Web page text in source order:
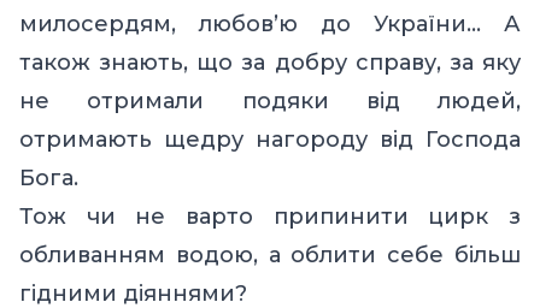
милосердям, любов’ю до України… А
також знають, що за добру справу, за яку
не отримали подяки від людей,
отримають щедру нагороду від Господа
Бога.
Тож чи не варто припинити цирк з
обливанням водою, а облити себе більш
гідними діяннями?